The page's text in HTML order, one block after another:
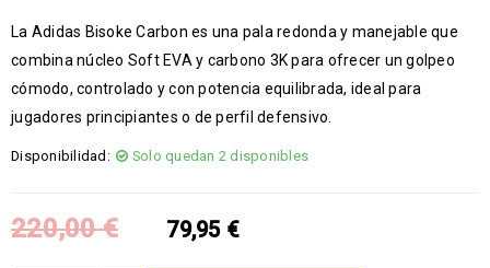
La Adidas Bisoke Carbon es una pala redonda y manejable que
combina núcleo Soft EVA y carbono 3K para ofrecer un golpeo
cómodo, controlado y con potencia equilibrada, ideal para
jugadores principiantes o de perfil defensivo.
Disponibilidad: Solo quedan 2 disponibles
220,00€ 79,95 €